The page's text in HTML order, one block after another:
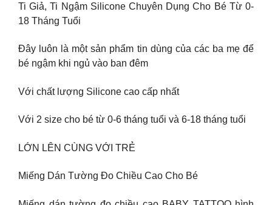
Ti Giả, Ti Ngậm Silicone Chuyên Dụng Cho Bé Từ 0-
18 Tháng Tuổi
Đây luôn là một sản phẩm tin dùng của các ba mẹ để
bé ngậm khi ngủ vào ban đêm
Với chất lượng Silicone cao cấp nhất
Với 2 size cho bé từ 0-6 tháng tuổi và 6-18 tháng tuổi
LỚN LÊN CÙNG VỚI TRẺ
Miếng Dán Tường Đo Chiều Cao Cho Bé